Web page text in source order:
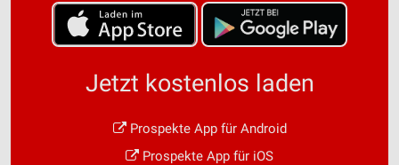
Jetzt kostenlos laden
Prospekte App für Android
Prospekte App für iOS